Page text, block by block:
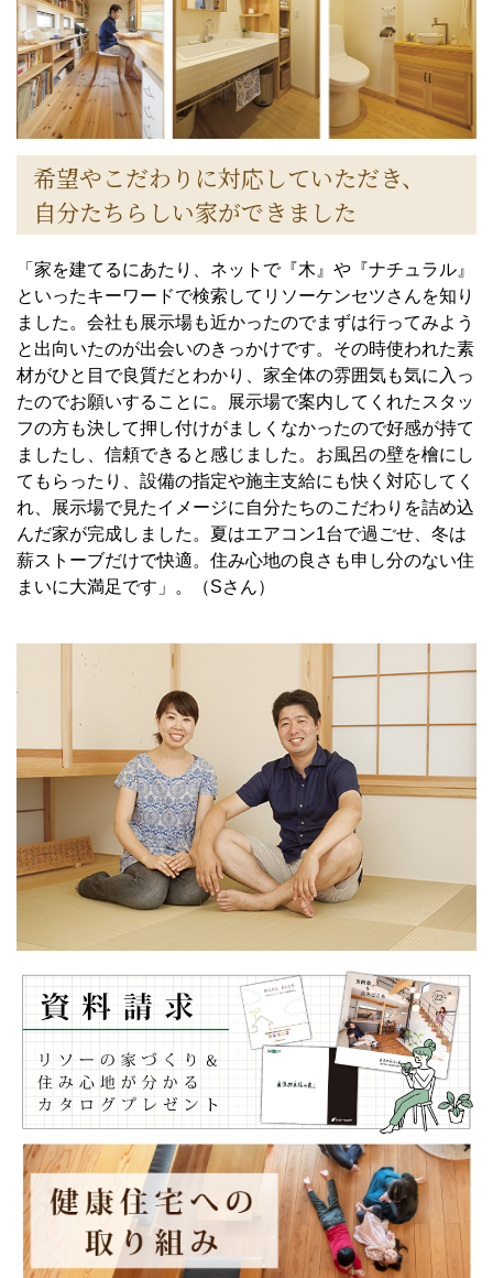
希望やこだわりに対応していただき、
自分たちらしい家ができました
「家を建てるにあたり、ネットで『木』や『ナチュラル』
といったキーワードで検索してリソーケンセツさんを知り
ました。会社も展示場も近かったのでまずは行ってみよう
と出向いたのが出会いのきっかけです。その時使われた素
材がひと目で良質だとわかり、家全体の雰囲気も気に入っ
たのでお願いすることに。展示場で案内してくれたスタッ
フの方も決して押し付けがましくなかったので好感が持て
ましたし、信頼できると感じました。お風呂の壁を檜にし
てもらったり、設備の指定や施主支給にも快く対応してく
れ、展示場で見たイメージに自分たちのこだわりを詰め込
んだ家が完成しました。夏はエアコン1台で過ごせ、冬は
薪ストーブだけで快適。住み心地の良さも申し分のない住
まいに大満足です」。（Sさん）